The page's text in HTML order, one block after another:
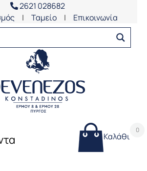
2621 028682
| Ταμείο | Επικοινωνία
Καλάθι
0